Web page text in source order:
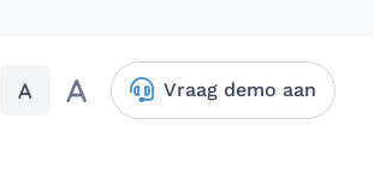
A A Vraag demo aan